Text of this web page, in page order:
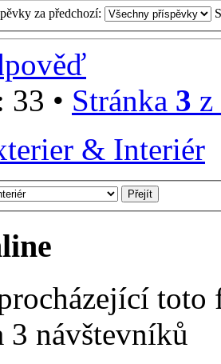
za předchozí:
33 • Stránka 3 z
& Interiér
3 návštevníků